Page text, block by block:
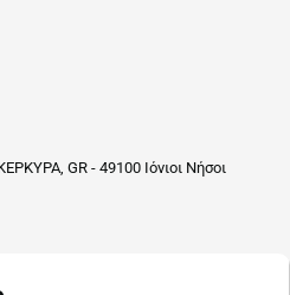
GR - 49100 Ιόνιοι Νήσοι